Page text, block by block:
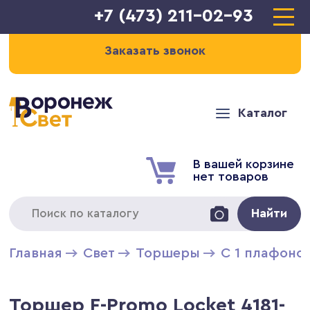
+7 (473) 211-02-93
Заказать звонок
Каталог
В вашей корзине
нет товаров
Найти
Главная Свет Торшеры С 1
Торшер F-Promo Locket 4181-